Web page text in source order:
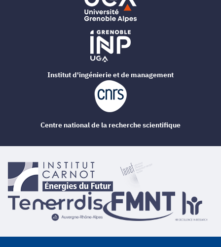
Institut d'ingénierie et de management
Centre national de la recherche scientifique